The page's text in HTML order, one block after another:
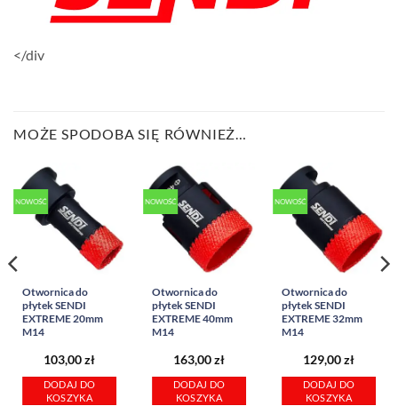
</div
MOŻE SPODOBA SIĘ RÓWNIEŻ…
NOWOŚĆ
Otwornica do
płytek SENDI
EXTREME 20mm
M14
103,00zł
DODAJ DO
KOSZYKA
NOWOŚĆ
Otwornica do
płytek SENDI
EXTREME 40mm
M14
163,00zł
DODAJ DO
KOSZYKA
NOWOŚĆ
Otwornica do
płytek SENDI
EXTREME 32mm
M14
129,00zł
DODAJ DO
KOSZYKA